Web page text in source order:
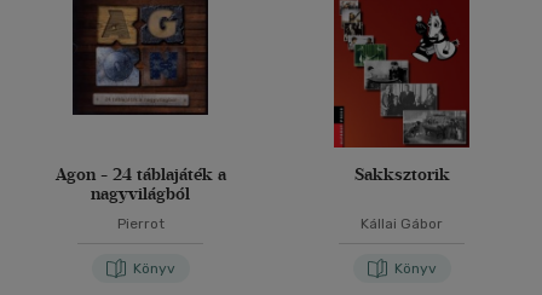
Agon - 24 táblajáték a
nagyvilágból
Pierrot
Könyv
Sakksztorik
Kállai Gábor
Könyv